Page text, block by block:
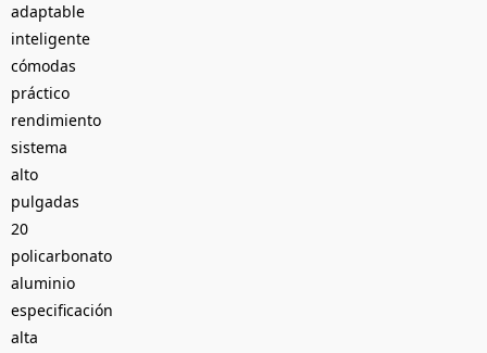
adaptable
inteligente
cómodas
práctico
rendimiento
sistema
alto
pulgadas
20
policarbonato
aluminio
especificación
alta